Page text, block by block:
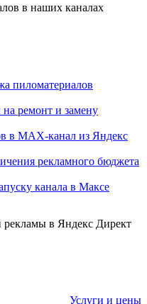
в наших каналах
пиломатериалов
ремонт и замену
в MAX-канал из Яндекс
рекламного бюджета
канала в Максе
рекламы в Яндекс Директ
Услуги и цены